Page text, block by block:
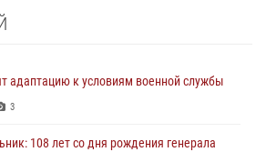
адаптацию к условиям военной службы
3
108 лет со дня рождения генерала